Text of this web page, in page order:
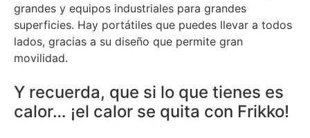
grandes y equipos industriales para grandes
superficies. Hay portátiles que puedes llevar a todos
lados, gracias a su diseño que permite gran
movilidad.
Y recuerda, que si lo que tienes es
calor… ¡el calor se quita con Frikko!